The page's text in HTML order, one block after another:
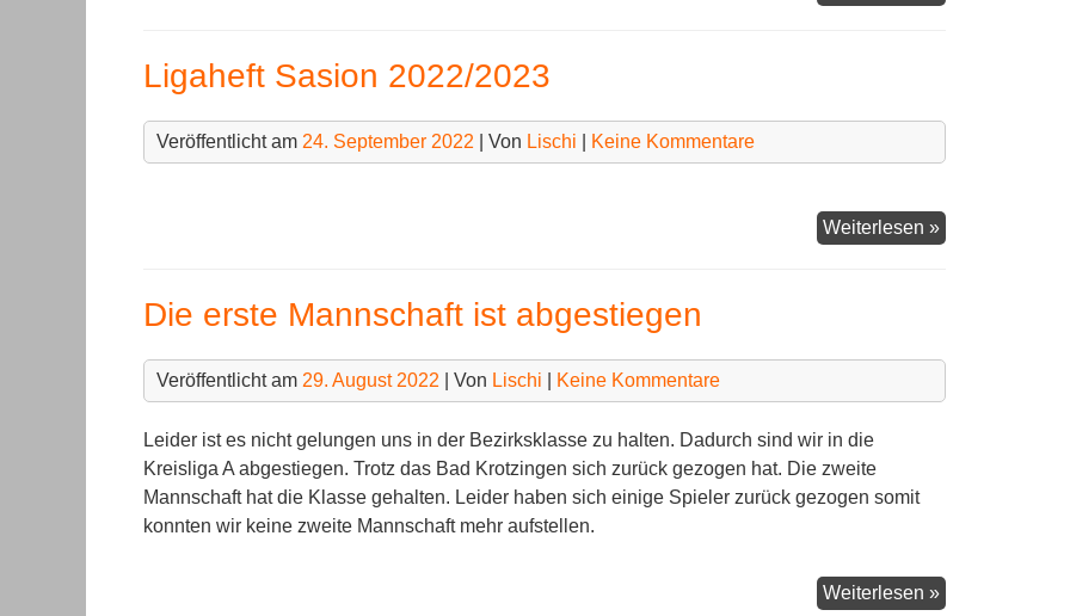
Ligaheft Sasion 2022/2023
Veröffentlicht am 24. September 2022 | Von Lischi Keine Kommentare
Weiterlesen »Ligaheft
Die erste Mannschaft ist abgestiegen
Veröffentlicht am 29. August 2022 | Von Lischi Keine Kommentare
Leider ist es nicht gelungen uns in der Bezirksklasse zu halten. Dadurch sind wir in die
Kreisliga A abgestiegen. Trotz das Bad Krotzingen sich zurück gezogen hat. Die zweite
Mannschaft hat die Klasse gehalten. Leider haben sich einige Spieler zurück gezogen somit
konnten wir keine zweite Mannschaft mehr aufstellen.
Weiterlesen »Die